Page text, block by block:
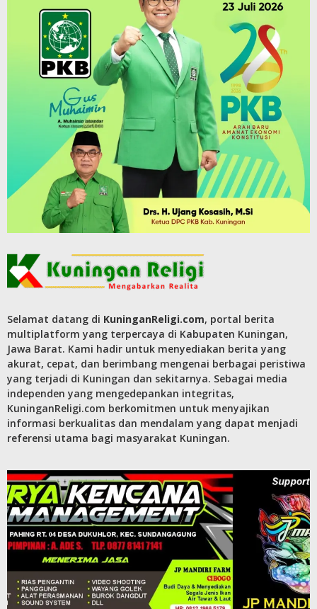
Selamat datang di KuninganReligi.com, portal berita
multiplatform yang terpercaya di Kabupaten Kuningan,
Jawa Barat. Kami hadir untuk menyediakan berita yang
akurat, cepat, dan berimbang mengenai berbagai peristiwa
yang terjadi di Kuningan dan sekitarnya. Sebagai media
independen yang mengedepankan integritas,
KuninganReligi.com berkomitmen untuk menyajikan
informasi berkualitas dan mendalam yang dapat menjadi
referensi utama bagi masyarakat Kuningan.